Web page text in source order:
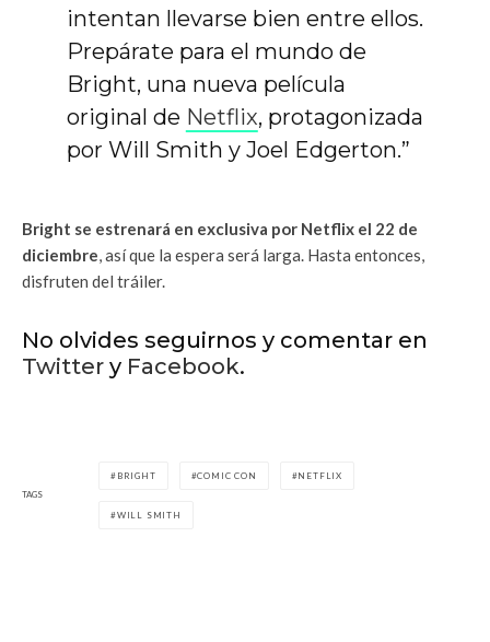
intentan llevarse bien entre ellos.
Prepárate para el mundo de
Bright, una nueva película
original de Netflix, protagonizada
por Will Smith y Joel Edgerton.”
Bright se estrenará en exclusiva por Netflix el 22 de
diciembre, así que la espera será larga. Hasta entonces,
disfruten del tráiler.
No olvides seguirnos y comentar en
Twitter y Facebook.
TAGS
BRIGHT COMIC CON NETFLIX
WILL SMITH